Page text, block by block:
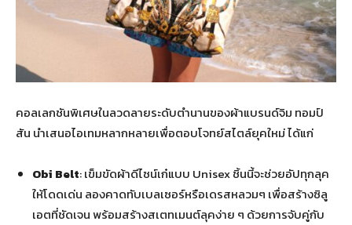
คอลเลกชันพิเศษในลวดลายระดับตำนานของผ้าแบรนด์จิม ทอมป์
สัน นำเสนอไอเทมหลากหลายเพื่อตอบโจทย์สไตล์ยุคใหม่ ได้แก่
Obi Belt: เข็มขัดผ้าดีไซน์เก๋แบบ Unisex ชิ้นนี้จะช่วยอัปทุกลุค
ให้โดดเด่น ลองคาดทับเบลเซอร์หรือเดรสหลวมๆ เพื่อสร้างซิลู
เอตที่ชัดเจน พร้อมสร้างสเตทเมนต์ลุคง่าย ๆ ด้วยการจับคู่กับ